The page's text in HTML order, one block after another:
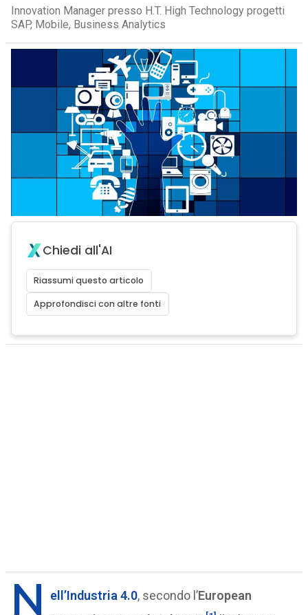
Innovation Manager presso H.T. High Technology progetti
SAP, Mobile, Business Analytics
Chiedi all'AI
Riassumi questo articolo
Approfondisci con altre fonti
N ell’Industria 4.0, secondo l’European